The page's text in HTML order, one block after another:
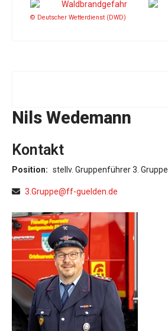
© Deutscher Wetterdienst (DWD)
Nils Wedemann
Kontakt
Position: stellv. Gruppenführer 3. Gruppe
E-Mail
3.Gruppe@ff-guelden.de